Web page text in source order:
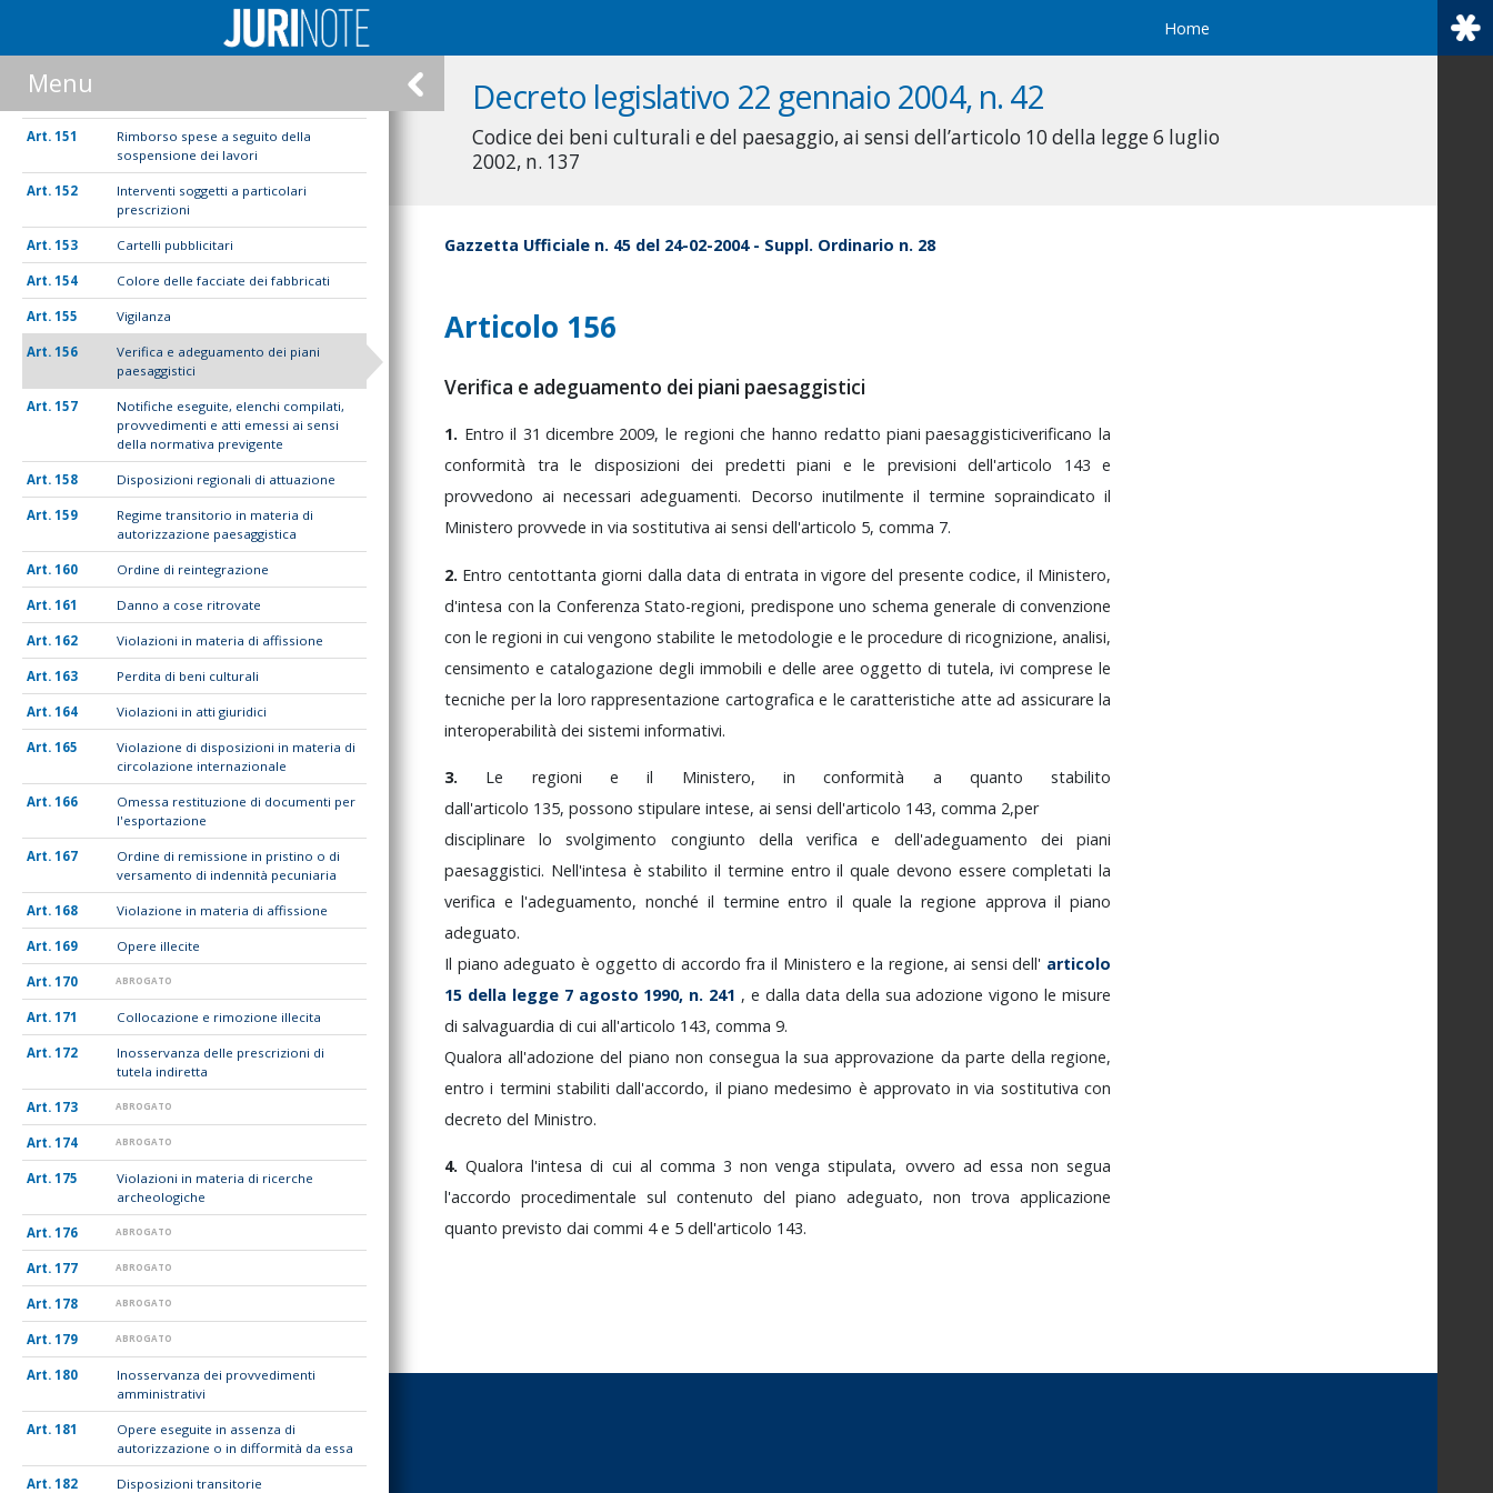
Home
Decreto legislativo 22 gennaio 2004, n. 42
Codice dei beni culturali e del paesaggio, ai sensi dell’articolo 10 della legge 6 luglio
2002, n. 137
Menu
Commissioni locali per il paesaggio
Interventi non soggetti ad
151
Rimborso spese a seguito della
sospensione dei lavori
152
Interventi soggetti a particolari
prescrizioni
153 Cartelli pubblicitari
154 Colore delle facciate dei fabbricati
155 Vigilanza
156
Verifica e adeguamento dei piani
paesaggistici
157
Notifiche eseguite, elenchi compilati,
provvedimenti e atti emessi ai sensi
della normativa previgente
158 Disposizioni regionali di attuazione
159
Regime transitorio in materia di
autorizzazione paesaggistica
160 Ordine di reintegrazione
161 Danno a cose ritrovate
162 Violazioni in materia di affissione
163 Perdita di beni culturali
164 Violazioni in atti giuridici
165
Violazione di disposizioni in materia di
circolazione internazionale
166
Omessa restituzione di documenti per
l'esportazione
167
Ordine di remissione in pristino o di
versamento di indennità pecuniaria
168 Violazione in materia di affissione
169 Opere illecite
170 ABROGATO
171 Collocazione e rimozione illecita
172
Inosservanza delle prescrizioni di
tutela indiretta
173 ABROGATO
174 ABROGATO
175
Violazioni in materia di ricerche
archeologiche
176 ABROGATO
177 ABROGATO
178 ABROGATO
179 ABROGATO
180
Inosservanza dei provvedimenti
amministrativi
181
Opere eseguite in assenza di
autorizzazione o in difformità da essa
182 Disposizioni transitorie
Gazzetta Ufficiale n. 45 del 24-02-2004 - Suppl. Ordinario n. 28
Articolo 156
Verifica e adeguamento dei piani paesaggistici
1. Entroil31dicembre 2009, le regioniche hanno redattopianipaesaggisticiverificanola
conformità tra le disposizioni dei predetti piani e le previsioni dell'articolo 143 e
provvedonoainecessariadeguamenti. Decorso inutilmente il termine sopraindicatoil
Ministero provvede in via sostitutiva ai sensi dell'articolo 5, comma 7.
2. Entro centottanta giorni dalladata dientrata in vigoredel presentecodice, il Ministero,
d'intesa con la Conferenza Stato-regioni, predispone uno schema generale di convenzione
conleregioniincuivengonostabilite le metodologie e le procedure diricognizione,analisi,
censimento e catalogazione degli immobili e delle aree oggetto di tutela, ivi comprese le
tecniche perla loro rappresentazione cartografica e le caratteristiche atte ad assicurare la
interoperabilità dei sistemi informativi.
3. Le regioni eil Ministero, inconformità a quantostabilito
dall'articolo 135, possono stipulare intese, ai sensi dell'articolo 143, comma 2,per
disciplinarelosvolgimento congiunto dellaverificae dell'adeguamento deipiani
paesaggistici. Nell'intesa èstabilito il termine entroil quale devono esserecompletati la
verifica el'adeguamento,nonché il termineentro il qualelaregione approvailpiano
adeguato.
Il pianoadeguato è oggettodi accordofra il Ministeroe la regione,ai sensidell' articolo
15 della legge 7 agosto 1990, n. 241 ,e dalla data della suaadozionevigonolemisure
di salvaguardia di cui all'articolo 143, comma 9.
Qualoraall'adozionedel piano non consegualasuaapprovazione da parte dellaregione,
entroi termini stabilitidall'accordo, il pianomedesimo è approvatoinvia sostitutivacon
decreto del Ministro.
4.Qualoral'intesadi cui al comma 3nonvengastipulata, ovvero ad essa nonsegua
l'accordo procedimentale sul contenuto del piano adeguato, non trova applicazione
quanto previsto dai commi 4e 5 dell'articolo 143.